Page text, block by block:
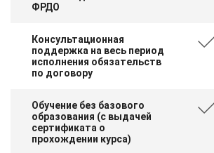
ФРДО
Консультационная
поддержка на весь период
исполнения обязательств
по договору
Обучение без базового
образования (с выдачей
сертификата о
прохождении курса)
Мессенджеры
Свяжитесь с нами через любой
Vkontakte